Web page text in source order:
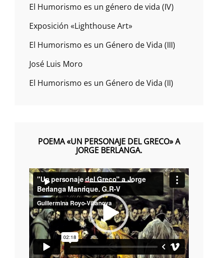
El Humorismo es un género de vida (IV)
Exposición «Lighthouse Art»
El Humorismo es un Género de Vida (III)
José Luis Moro
El Humorismo es un Género de Vida (II)
POEMA «UN PERSONAJE DEL GRECO» A
JORGE BERLANGA.
Reproductor
de
vídeo
00:00 00:00